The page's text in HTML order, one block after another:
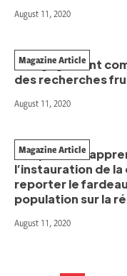
August 11, 2020
L’engagement
des recherches
Magazine Article
August 11, 2020
Ce que nous
l’instauration de
reporter le
population sur la
Magazine Article
August 11, 2020